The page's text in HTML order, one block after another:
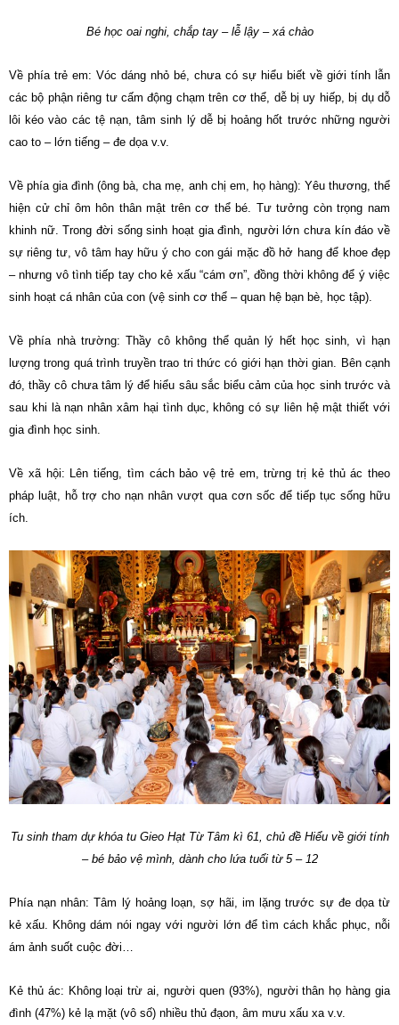
Bé học oai nghi, chắp tay – lễ lậy – xá chào
Về phía trẻ em: Vóc dáng nhỏ bé, chưa có sự hiểu biết về giới tính lẫn
các bộ phận riêng tư cấm động chạm trên cơ thể, dễ bị uy hiếp, bị dụ dỗ
lôi kéo vào các tệ nạn, tâm sinh lý dễ bị hoảng hốt trước những người
cao to – lớn tiếng – đe dọa v.v.
Về phía gia đình (ông bà, cha mẹ, anh chị em, họ hàng): Yêu thương, thể
hiện cử chỉ ôm hôn thân mật trên cơ thể bé. Tư tưởng còn trọng nam
khinh nữ. Trong đời sống sinh hoạt gia đình, người lớn chưa kín đáo về
sự riêng tư, vô tâm hay hữu ý cho con gái mặc đồ hở hang để khoe đẹp
– nhưng vô tình tiếp tay cho kẻ xấu “cám ơn”, đồng thời không để ý việc
sinh hoạt cá nhân của con (vệ sinh cơ thể – quan hệ bạn bè, học tập).
Về phía nhà trường: Thầy cô không thể quản lý hết học sinh, vì hạn
lượng trong quá trình truyền trao tri thức có giới hạn thời gian. Bên cạnh
đó, thầy cô chưa tâm lý để hiểu sâu sắc biểu cảm của học sinh trước và
sau khi là nạn nhân xâm hại tình dục, không có sự liên hệ mật thiết với
gia đình học sinh.
Về xã hội: Lên tiếng, tìm cách bảo vệ trẻ em, trừng trị kẻ thủ ác theo
pháp luật, hỗ trợ cho nạn nhân vượt qua cơn sốc để tiếp tục sống hữu
ích.
Tu sinh tham dự khóa tu Gieo Hạt Từ Tâm kì 61, chủ đề Hiểu về giới tính
– bé bảo vệ mình, dành cho lứa tuổi từ 5 – 12
Phía nạn nhân: Tâm lý hoảng loạn, sợ hãi, im lặng trước sự đe dọa từ
kẻ xấu. Không dám nói ngay với người lớn để tìm cách khắc phục, nỗi
ám ảnh suốt cuộc đời…
Kẻ thủ ác: Không loại trừ ai, người quen (93%), người thân họ hàng gia
đình (47%) kẻ lạ mặt (vô số) nhiều thủ đạon, âm mưu xấu xa v.v.